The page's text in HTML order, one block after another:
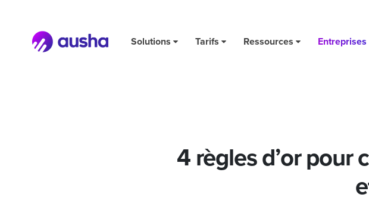
Solutions Tarifs Ressources Entreprises
4 règles d’or pour